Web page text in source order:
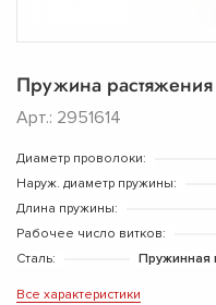
Пружина
Арт.: 2951614
Диаметр проволоки:
Наруж. диаметр пружины:
Длина пружины:
Рабочее число витков:
Сталь:
Пружинная
Все характеристики